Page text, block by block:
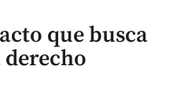
que busca